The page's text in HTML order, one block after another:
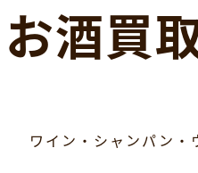
お酒買
ワイン・シャンパン